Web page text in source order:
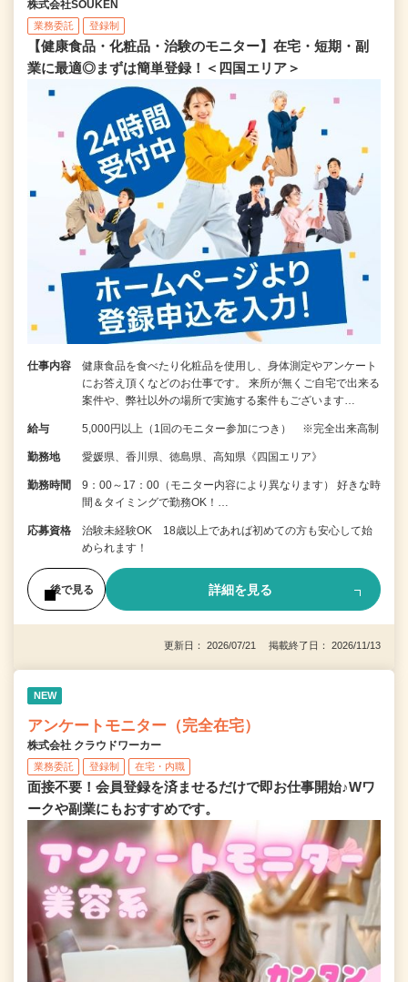
株式会社SOUKEN
業務委託 登録制
【健康食品・化粧品・治験のモニター】在宅・短期・副
業に最適◎まずは簡単登録！＜四国エリア＞
仕事内容
健康食品を食べたり化粧品を使用し、身体測定やアンケート
にお答え頂くなどのお仕事です。 来所が無くご自宅で出来る
案件や、弊社以外の場所で実施する案件もございます…
給与 5,000円以上（1回のモニター参加につき） ※完全出来高制
勤務地 愛媛県、香川県、徳島県、高知県《四国エリア》
勤務時間
9：00～17：00（モニター内容により異なります） 好きな時
間＆タイミングで勤務OK！…
応募資格
治験未経験OK 18歳以上であれば初めての方も安心して始
められます！
後で見る 詳細を見る
更新日： 2026/07/21 掲載終了日： 2026/11/13
NEW
アンケートモニター（完全在宅）
株式会社 クラウドワーカー
業務委託 登録制 在宅・内職
面接不要！会員登録を済ませるだけで即お仕事開始♪Wワ
ークや副業にもおすすめです。